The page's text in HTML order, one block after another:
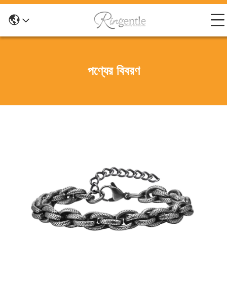
পণ্যের বিবরণ